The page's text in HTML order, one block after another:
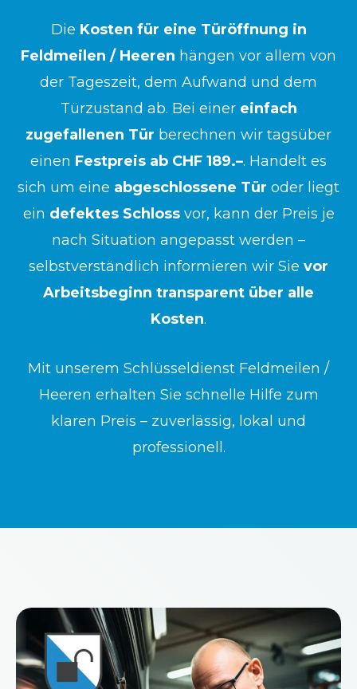
Die Kosten für eine Türöffnung in
Feldmeilen / Heeren hängen vor allem von
der Tageszeit, dem Aufwand und dem
Türzustand ab. Bei einer einfach
zugefallenen Tür berechnen wir tagsüber
einen Festpreis ab CHF 189.–. Handelt es
sich um eine abgeschlossene Tür oder liegt
ein defektes Schlossvor, kann der Preis je
nach Situation angepasst werden –
selbstverständlich informieren wir Sie vor
Arbeitsbeginn transparent über alle
Kosten.
Mit unserem Schlüsseldienst Feldmeilen /
Heeren erhalten Sie schnelle Hilfe zum
klaren Preis – zuverlässig, lokal und
professionell.